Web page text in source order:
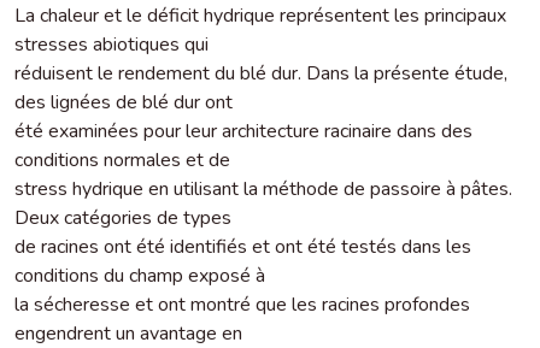
La chaleur et le déficit hydrique représentent les principaux
stresses abiotiques qui
réduisent le rendement du blé dur. Dans la présente étude,
des lignées de blé dur ont
été examinées pour leur architecture racinaire dans des
conditions normales et de
stress hydrique en utilisant la méthode de passoire à pâtes.
Deux catégories de types
de racines ont été identifiés et ont été testés dans les
conditions du champ exposé à
la sécheresse et ont montré que les racines profondes
engendrent un avantage en